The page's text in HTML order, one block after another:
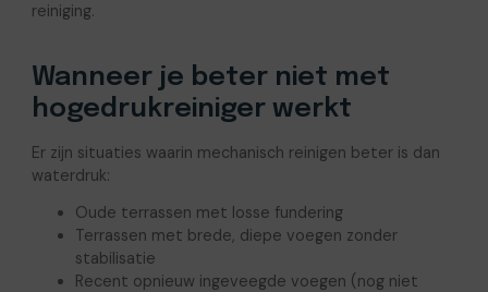
reiniging.
Wanneer je beter niet met
hogedrukreiniger werkt
Er zijn situaties waarin mechanisch reinigen beter is dan
waterdruk:
Oude terrassen met losse fundering
Terrassen met brede, diepe voegen zonder
stabilisatie
Recent opnieuw ingeveegde voegen (nog niet